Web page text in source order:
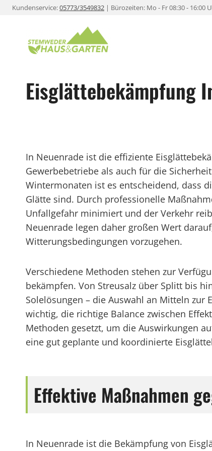
ZumKundenservice:05773/3549832 | Bürozeiten: Mo - Fr 08:30 - 16:00
Eisglättebekämpfung
In Neuenrade ist die effiziente
Gewerbebetriebe als auch für die
Wintermonaten ist es entscheidend, dass
Glätte sind. Durch professionelle
Unfallgefahr minimiert und der Verkehr
Neuenrade legen daher großen Wert
Witterungsbedingungen vorzugehen.
Verschiedene Methoden stehen zur
bekämpfen. Von Streusalz über Splitt bis
Solelösungen – die Auswahl an Mitteln zur
wichtig, die richtige Balance zwischen
Methoden gesetzt, um die Auswirkungen
eine gut geplante und koordinierte
Effektive Maßnahmen
In Neuenrade ist die Bekämpfung von